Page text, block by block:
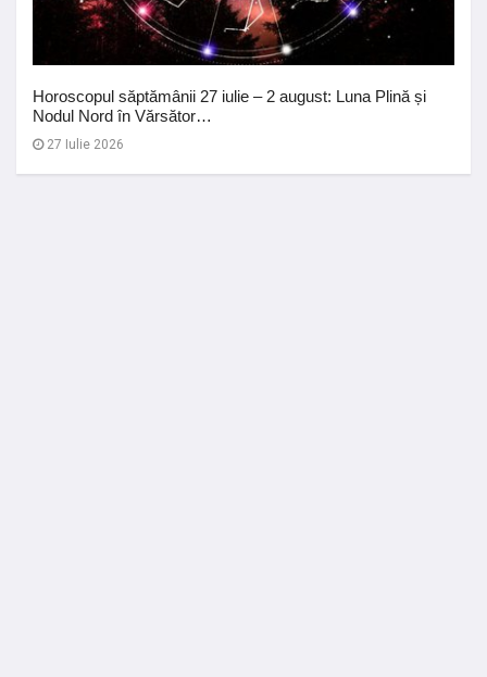
Horoscopul săptămânii 27 iulie – 2 august: Luna Plină și
Nodul Nord în Vărsător…
27 Iulie 2026